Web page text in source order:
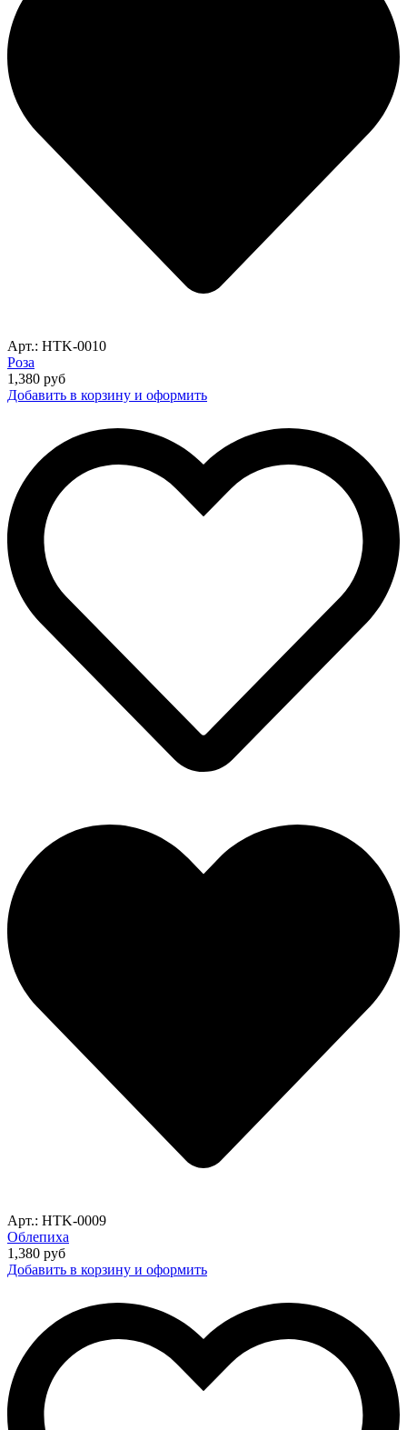
Арт.: HTK-0010
Роза
1,380 руб
Добавить в корзину и оформить
Арт.: HTK-0009
Облепиха
1,380 руб
Добавить в корзину и оформить